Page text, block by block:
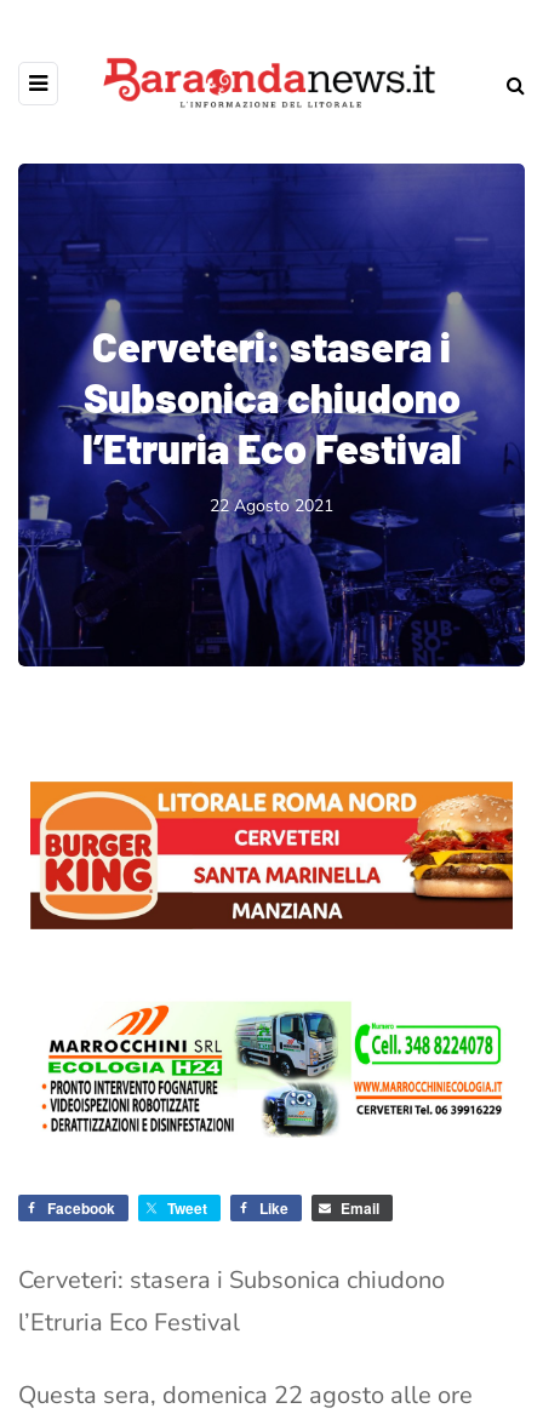
Cerveteri: stasera i
Subsonica chiudono
l’Etruria Eco Festival
22 Agosto 2021
Facebook Tweet Like Email
Cerveteri: stasera i Subsonica chiudono
l’Etruria Eco Festival
Questa sera, domenica 22 agosto alle ore